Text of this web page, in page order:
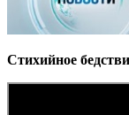
Стихийное